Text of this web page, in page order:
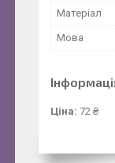
Матерiал
Мова
Ціна: 72 ₴